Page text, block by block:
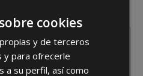
Portugal Otros
cookies
y de terceros
y para ofrecerle
a su perfil, así como